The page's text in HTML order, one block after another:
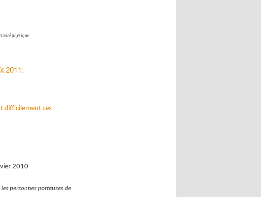
physique
2011:
difficilement ces
2010
personnes porteuses de